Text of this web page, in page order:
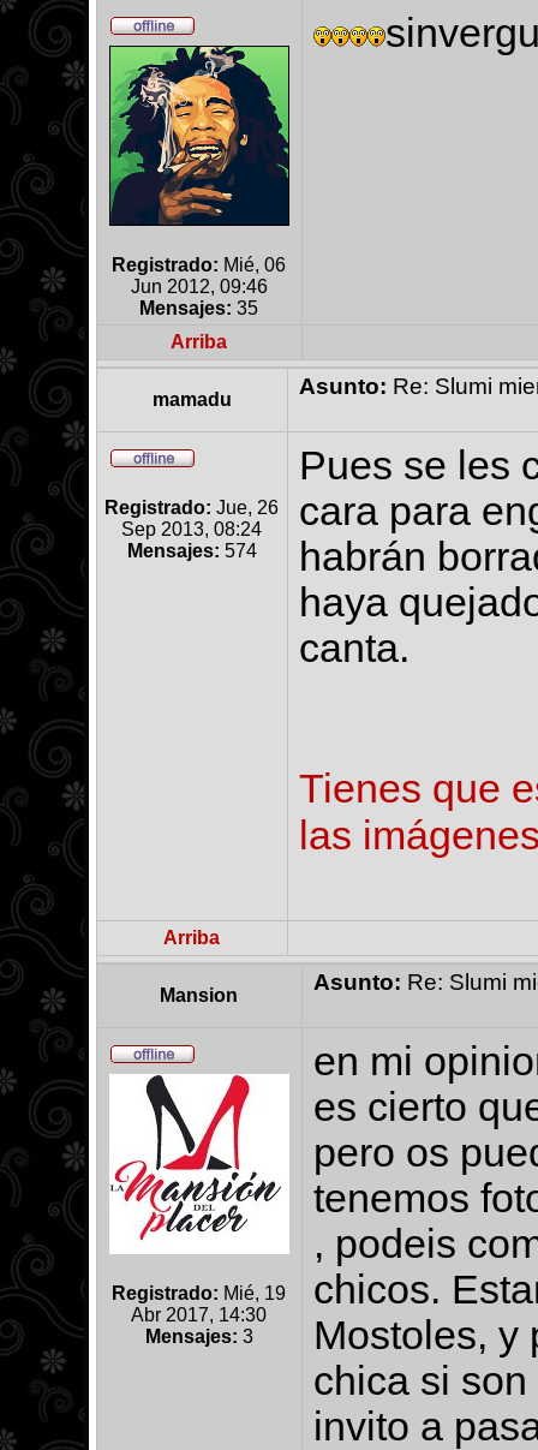
Registrado: Mié, 06
Jun 2012, 09:46
Mensajes: 35
Arriba
mamadu
Asunto: Re: Slumi
Registrado: Jue, 26
Sep 2013, 08:24
Mensajes: 574
Pues se les
cara para
habrán
haya
canta.
Tienes que
las
Arriba
Mansion
Asunto: Re: Slumi
Registrado: Mié, 19
Abr 2017, 14:30
Mensajes: 3
en mi
es cierto
pero os
tenemos
, podeis
chicos.
Mostoles, y
chica si
invito a